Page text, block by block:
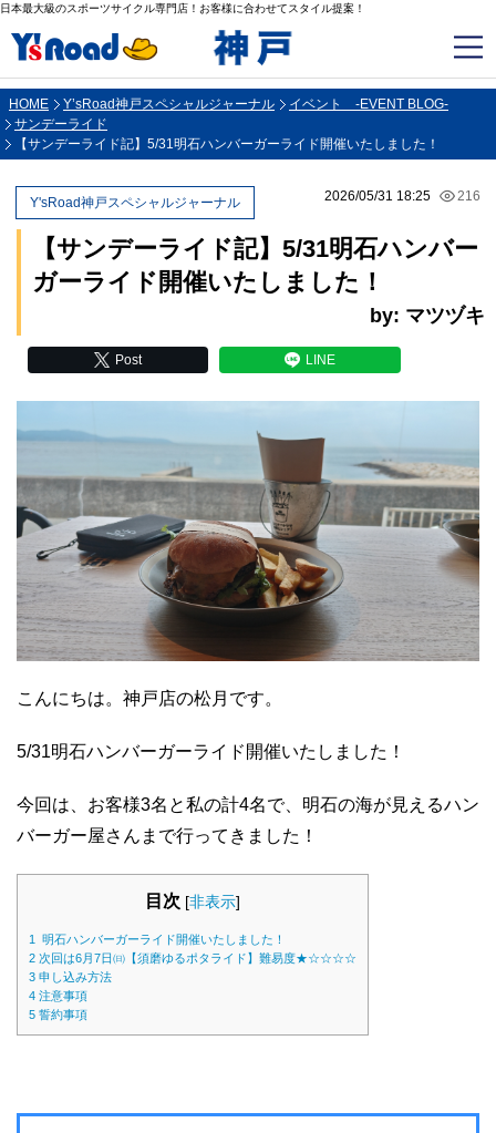
日本最大級のスポーツサイクル専門店！お客様に合わせてスタイル提案！
HOME Y’sRoad神戸スペシャルジャーナル
イベント -EVENT BLOG-
サンデーライド
【サンデーライド記】5/31明石ハンバーガーライド開催いたしました！
2026/05/31 18:25 216
Y'sRoad神戸スペシャルジャーナル
【サンデーライド記】5/31明石ハンバー
ガーライド開催いたしました！
by: マツヅキ
Post LINE
こんにちは。神戸店の松月です。
5/31明石ハンバーガーライド開催いたしました！
今回は、お客様3名と私の計4名で、明石の海が見えるハン
バーガー屋さんまで行ってきました！
目次 [非表示]
1
明石ハンバーガーライド開催いたしました！
2 次回は6月7日㈰【須磨ゆるポタライド】難易度★☆☆☆☆
3 申し込み方法
4 注意事項
5 誓約事項